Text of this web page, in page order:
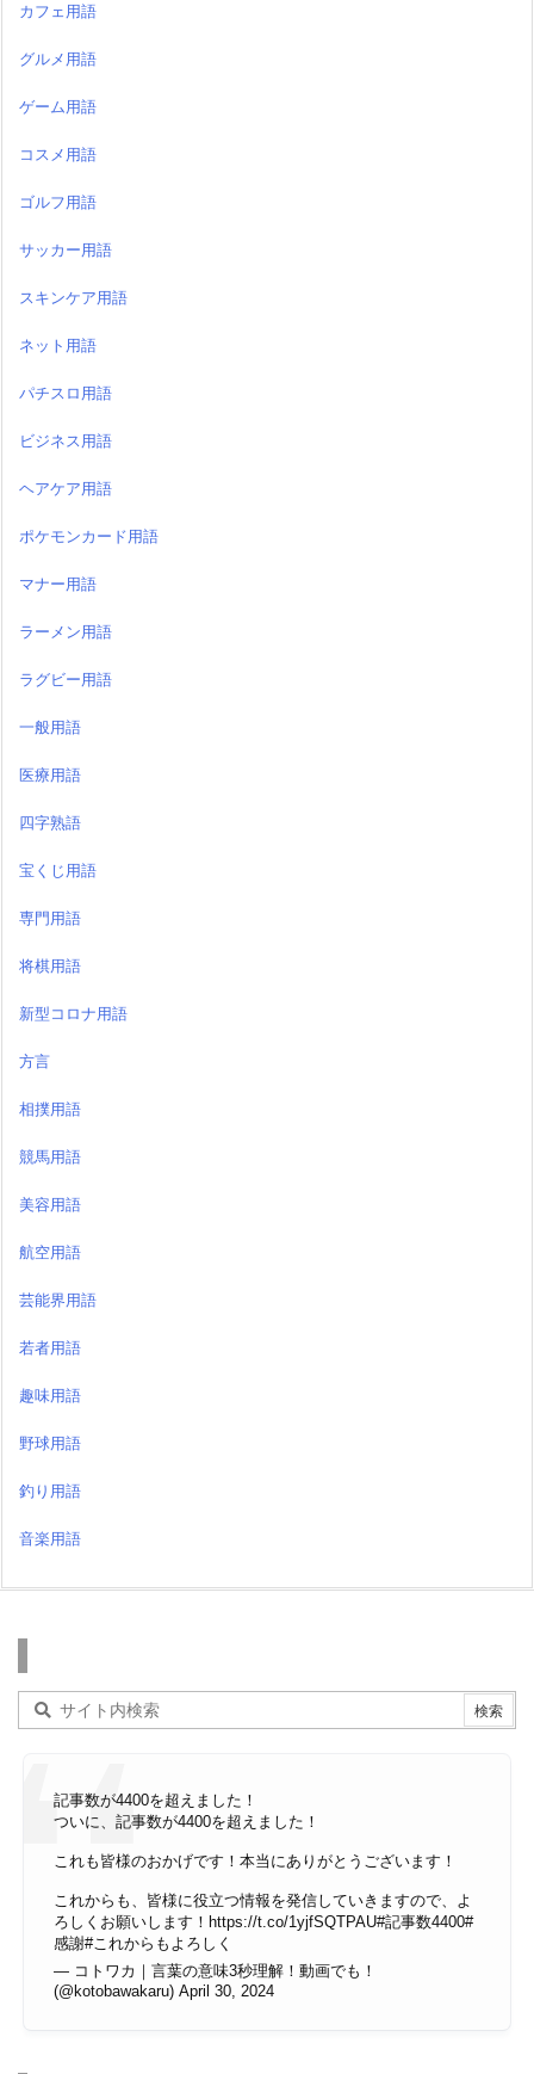
カフェ用語
グルメ用語
ゲーム用語
コスメ用語
ゴルフ用語
サッカー用語
スキンケア用語
ネット用語
パチスロ用語
ビジネス用語
ヘアケア用語
ポケモンカード用語
マナー用語
ラーメン用語
ラグビー用語
一般用語
医療用語
四字熟語
宝くじ用語
専門用語
将棋用語
新型コロナ用語
方言
相撲用語
競馬用語
美容用語
航空用語
芸能界用語
若者用語
趣味用語
野球用語
釣り用語
音楽用語
記事数が4400を超えました！
ついに、記事数が4400を超えました！
これも皆様のおかげです！本当にありがとうございます！
これからも、皆様に役立つ情報を発信していきますので、よ
ろしくお願いします！ https://t.co/1yjfSQTPAU#記事数4400#
感謝#これからもよろしく
— コトワカ｜言葉の意味3秒理解！動画でも！
(@kotobawakaru) April 30, 2024